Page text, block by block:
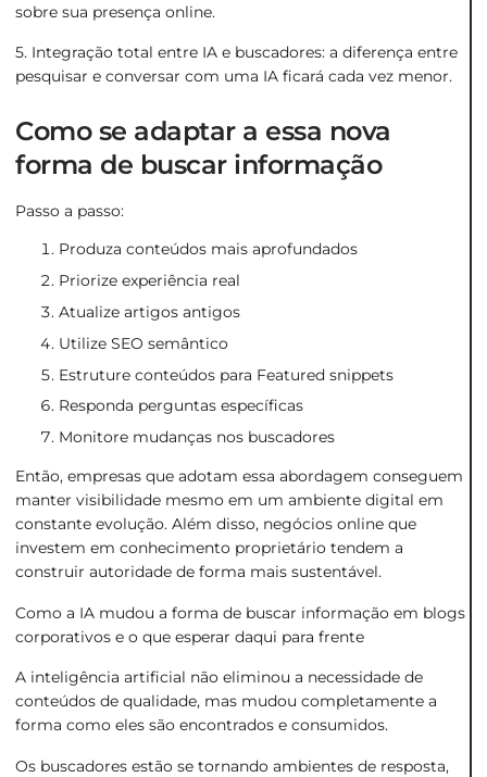
sobre sua presença online.
5. Integração total entre IA e buscadores: a diferença entre
pesquisar e conversar com uma IA ficará cada vez menor.
Como se adaptar a essa nova
forma de buscar informação
Passo a passo:
Produza conteúdos mais aprofundados
Priorize experiência real
Atualize artigos antigos
Utilize SEO semântico
Estruture conteúdos para Featured snippets
Responda perguntas específicas
Monitore mudanças nos buscadores
Então, empresas que adotam essa abordagem conseguem
manter visibilidade mesmo em um ambiente digital em
constante evolução. Além disso, negócios online que
investem em conhecimento proprietário tendem a
construir autoridade de forma mais sustentável.
Como a IA mudou a forma de buscar informação em blogs
corporativos e o que esperar daqui para frente
A inteligência artificial não eliminou a necessidade de
conteúdos de qualidade, mas mudou completamente a
forma como eles são encontrados e consumidos.
Os buscadores estão se tornando ambientes de resposta,